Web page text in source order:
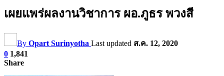
เผยแพร่ผลงานวิชาการ ผอ.ภูธร พวงสี
By Opart Surinyotha Last updated ส.ค. 12, 2020
0 1,841
Share